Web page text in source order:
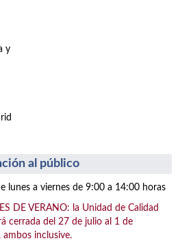
y
al público
lunes a viernes de 9:00 a 14:00 horas
DE VERANO: la Unidad de Calidad
cerrada del 27 de julio al 1 de
ambos inclusive.